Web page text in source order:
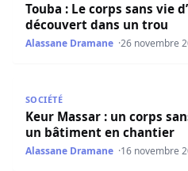
Touba : Le corps sans vie
découvert dans un trou
Alassane Dramane 26 novembre
SOCIÉTÉ
Keur Massar : un corps
un bâtiment en chantier
Alassane Dramane 16 novembre